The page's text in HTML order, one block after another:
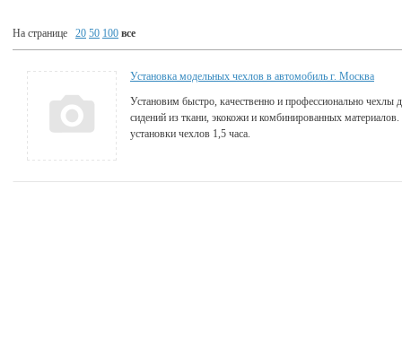
На странице 20 50 100 все
Установка модельных чехлов в автомобиль г. Москва
Установим быстро, качественно и профессионально чехлы
сидений из ткани, экокожи и комбинированных
установки чехлов 1,5 часа.